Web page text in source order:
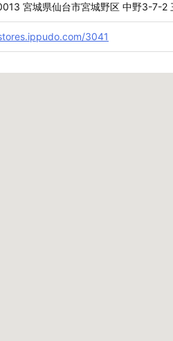
宮城県仙台市宮城野区 中野3-7-2
3041